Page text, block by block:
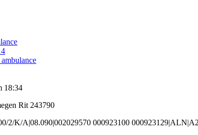
ambulance
18:34
Rit 243790
2/K/A|08.090|002029570 000923100